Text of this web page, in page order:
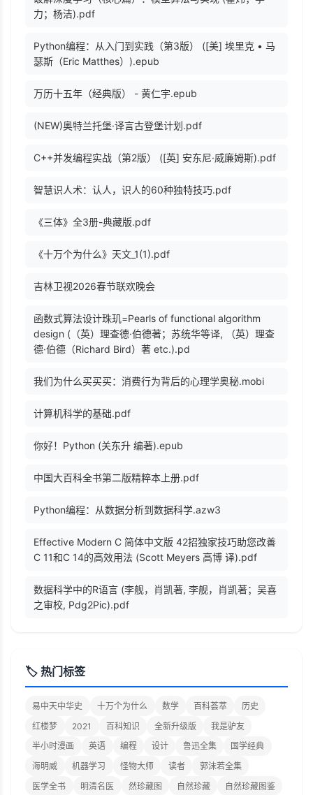
力；杨洁).pdf
Python编程：从入门到实践（第3版） ([美] 埃里克 • 马
瑟斯（Eric Matthes）).epub
万历十五年（经典版） - 黄仁宇.epub
(NEW)奥特兰托堡·译言古登堡计划.pdf
C++并发编程实战（第2版） ([英] 安东尼·威廉姆斯).pdf
智慧识人术：认人，识人的60种独特技巧.pdf
《三体》全3册-典藏版.pdf
《十万个为什么》天文_1(1).pdf
吉林卫视2026春节联欢晚会
函数式算法设计珠玑=Pearls of functional algorithm
design (（英）理查德·伯德著；苏统华等译, （英）理查
德·伯德（Richard Bird）著 etc.).pd
我们为什么买买买：消费行为背后的心理学奥秘.mobi
计算机科学的基础.pdf
你好！Python (关东升 编著).epub
中国大百科全书第二版精粹本上册.pdf
Python编程：从数据分析到数据科学.azw3
Effective Modern C 简体中文版 42招独家技巧助您改善
C 11和C 14的高效用法 (Scott Meyers 高博 译).pdf
数据科学中的R语言 (李舰，肖凯著, 李舰，肖凯著；吴喜
之审校, Pdg2Pic).pdf
🏷️ 热门标签
易中天中华史 十万个为什么 数学 百科荟萃
历史
红楼梦
2021 百科知识 全新升级版
我是驴友
半小时漫画
英语 编程 设计 鲁迅全集
国学经典
海明威
机器学习 怪物大师 读者
郭沫若全集
医学全书
明清名医 然珍藏图 自然珍藏
自然珍藏图鉴